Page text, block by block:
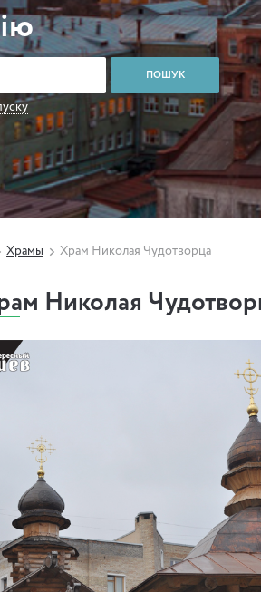
Храмы Храм Николая Чудотворца
Николая